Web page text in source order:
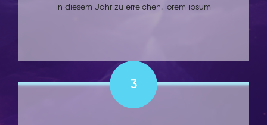
in diesem Jahr zu erreichen. lorem ipsum
3